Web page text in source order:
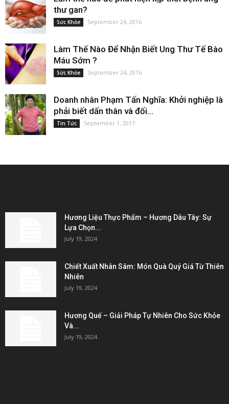
thư gan?
Sức Khỏe September 24, 2016
Làm Thế Nào Để Nhận Biết Ung Thư Tế Bào
Máu Sớm ?
Sức Khỏe September 24, 2016
Doanh nhân Phạm Tấn Nghĩa: Khởi nghiệp là
phải biết dấn thân và đối...
Tin Tức September 1, 2017
Hương Liệu Thực Phẩm – Hương Dâu Tây: Sự
Lựa Chọn...
July 19, 2024
Chiết Xuất Nhân Sâm: Món Quà Quý Giá Từ Thiên
Nhiên
July 19, 2024
Hương Quế – Giải Pháp Tự Nhiên Cho Sức Khỏe
Và...
July 19, 2024